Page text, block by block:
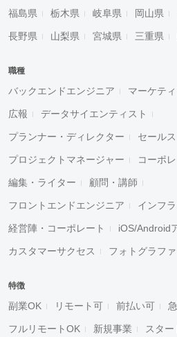
福島県 栃木県 岐阜県 岡山県
長野県 山梨県 宮城県 三重県
職種
バックエンドエンジニア マーケテ
広報 データサイエンティスト
プランナー・ディレクター セールス
プロジェクトマネージャー コーポ
編集・ライター 顧問・講師
フロントエンドエンジニア インフ
経営陣・コーポレート iOS/Android
カスタマーサクセス フォトグラフ
特徴
副業OK リモート可 前払い可
フルリモートOK 新規事業 スター